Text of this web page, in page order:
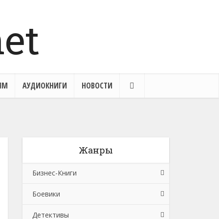
АУДИОКНИГИ НОВОСТИ
Жанры
Бизнес-Книги
Банковское дело
Бухучет, налогообложение, аудит
Боевики
Боевики: Прочее
Детективы